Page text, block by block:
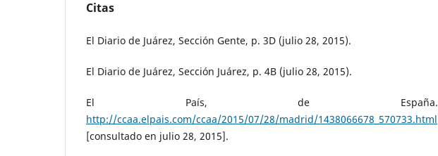
Citas
El Diario de Juárez, Sección Gente, p. 3D (julio 28, 2015).
El Diario de Juárez, Sección Juárez, p. 4B (julio 28, 2015).
El País, de España.
http://ccaa.elpais.com/ccaa/2015/07/28/madrid/1438066678_570733.html
[consultado en julio 28, 2015].